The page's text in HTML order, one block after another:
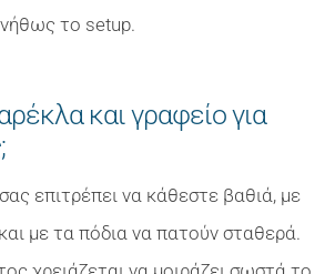
το setup.
και γραφείο για
επιτρέπει να κάθεστε βαθιά, με
με τα πόδια να πατούν σταθερά.